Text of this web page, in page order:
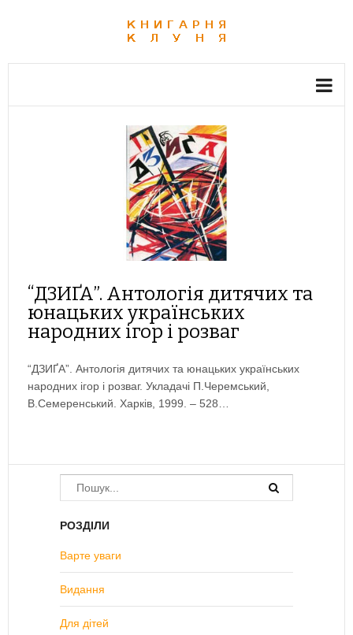
“ДЗИҐА”. Антологія дитячих та
юнацьких українських
народних ігор і розваг
“ДЗИҐА”. Антологія дитячих та юнацьких українських
народних ігор і розваг. Укладачі П.Черемський,
В.Семеренський. Харків, 1999. – 528…
РОЗДІЛИ
Варте уваги
Видання
Для дітей